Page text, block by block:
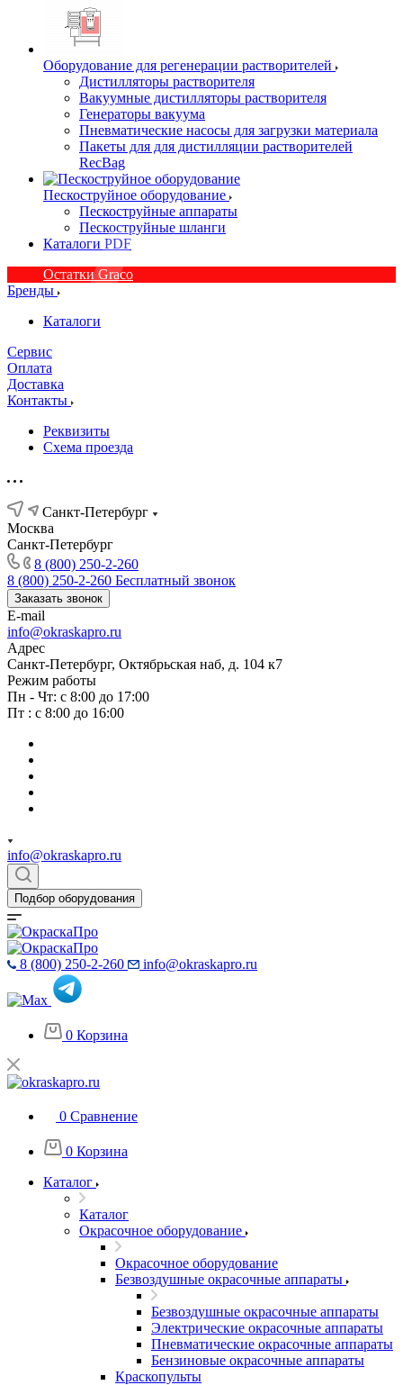
Оборудование для регенерации растворителей
Дистилляторы растворителя
Вакуумные дистилляторы растворителя
Генераторы вакуума
Пневматические насосы для загрузки материала
Пакеты для для дистилляции растворителей
RecBag
Пескоструйное оборудование
Пескоструйные аппараты
Пескоструйные шланги
Каталоги PDF
Остатки Graco
Бренды
Каталоги
Сервис
Оплата
Доставка
Контакты
Реквизиты
Схема проезда
Санкт-Петербург
Москва
Санкт-Петербург
8 (800) 250-2-260
8 (800) 250-2-260 Бесплатный звонок
Заказать звонок
E-mail
info@okraskapro.ru
Адрес
Санкт-Петербург, Октябрьская наб, д. 104 к7
Режим работы
Пн - Чт: с 8:00 до 17:00
Пт : с 8:00 до 16:00
info@okraskapro.ru
Подбор оборудования
8 (800) 250-2-260 info@okraskapro.ru
0 Корзина
0 Сравнение
0 Корзина
Каталог
Каталог
Окрасочное оборудование
Окрасочное оборудование
Безвоздушные окрасочные аппараты
Безвоздушные окрасочные аппараты
Электрические окрасочные аппараты
Пневматические окрасочные аппараты
Бензиновые окрасочные аппараты
Краскопульты